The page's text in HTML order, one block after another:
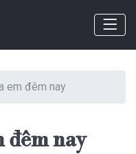
em đêm nay
đêm nay